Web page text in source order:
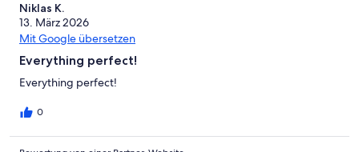
Niklas K.
13. März 2026
Mit Google übersetzen
Everything perfect!
Everything perfect!
0